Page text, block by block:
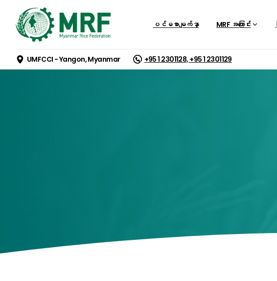
ပင်မစာမျက်နှာ MRF အကြောင်း
UMFCCI - Yangon, Myanmar +95 1 2301128, +95 1 2301129